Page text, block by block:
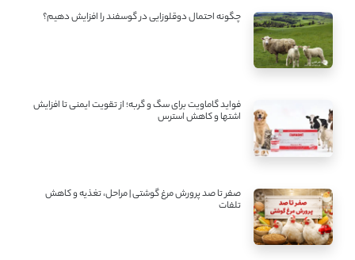
چگونه احتمال دوقلوزایی در گوسفند را افزایش دهیم؟
فواید گاماویت برای سگ و گربه؛ از تقویت ایمنی تا افزایش
اشتها و کاهش استرس
صفر تا صد پرورش مرغ گوشتی | مراحل، تغذیه و کاهش
تلفات